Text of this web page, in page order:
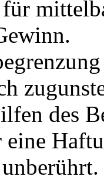
des